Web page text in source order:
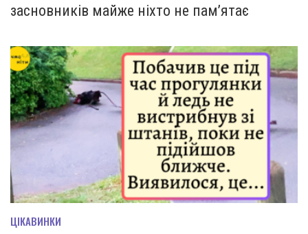
засновників майже ніхто не пам’ятає
ЦІКАВИНКИ